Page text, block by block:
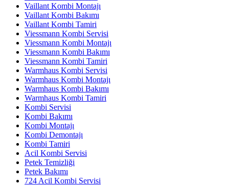
Vaillant Kombi Montajı
Vaillant Kombi Bakımı
Vaillant Kombi Tamiri
Viessmann Kombi Servisi
Viessmann Kombi Montajı
Viessmann Kombi Bakımı
Viessmann Kombi Tamiri
Warmhaus Kombi Servisi
Warmhaus Kombi Montajı
Warmhaus Kombi Bakımı
Warmhaus Kombi Tamiri
Kombi Servisi
Kombi Bakımı
Kombi Montajı
Kombi Demontajı
Kombi Tamiri
Acil Kombi Servisi
Petek Temizliği
Petek Bakımı
724 Acil Kombi Servisi